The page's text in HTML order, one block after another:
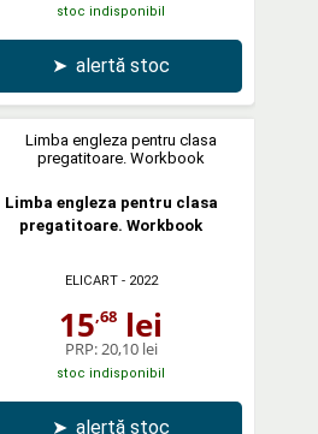
stoc indisponibil
➤ alertă stoc
Limba engleza pentru clasa
pregatitoare. Workbook
ELICART- 2022
15,68 lei
PRP:20,10 lei
stoc indisponibil
➤ alertă stoc